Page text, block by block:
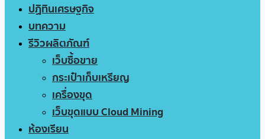
ปฏิทินเศรษฐกิจ
บทความ
รีวิวผลิตภัณฑ์
เว็บซื้อขาย
กระเป๋าเก็บเหรียญ
เครื่องขุด
เว็บขุดแบบ Cloud Mining
ห้องเรียน